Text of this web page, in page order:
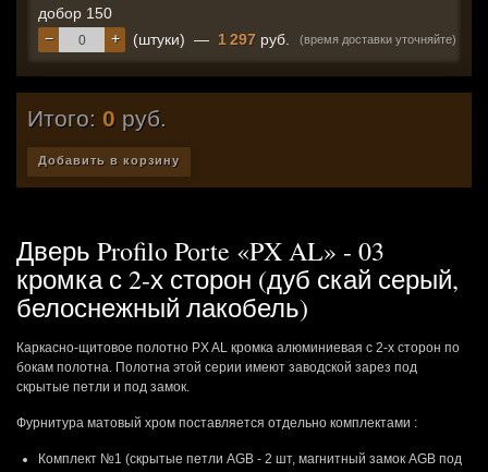
добор 150
+
− (штуки) — 1 297 руб. (время доставки уточняйте)
Итого: 0 руб.
Добавить в корзину
Дверь Profilo Porte «PX AL» - 03
кромка с 2-х сторон (дуб скай серый,
белоснежный лакобель)
Каркасно-щитовое полотно PX AL кромка алюминиевая с 2-х сторон по
бокам полотна. Полотна этой серии имеют заводской зарез под
скрытые петли и под замок.
Фурнитура матовый хром поставляется отдельно комплектами :
Комплект №1 (скрытые петли AGB - 2 шт, магнитный замок AGB под